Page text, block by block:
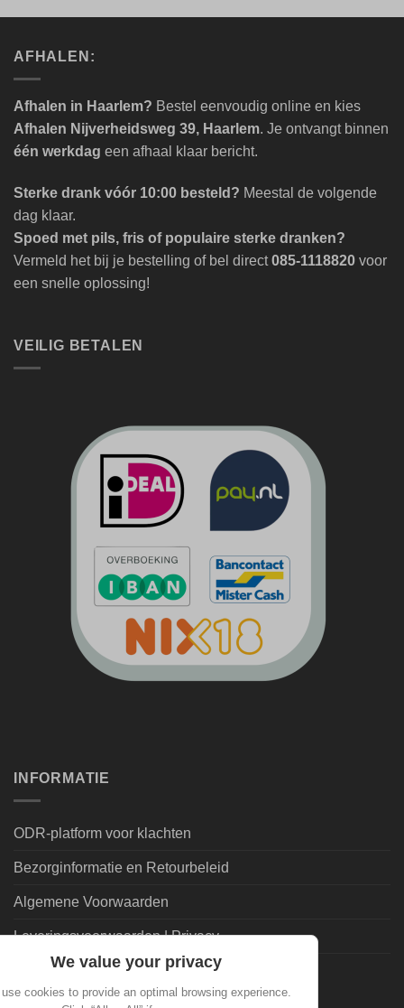
AFHALEN:
Afhalen in Haarlem? Bestel eenvoudig online en kies
Afhalen Nijverheidsweg 39, Haarlem. Je ontvangt binnen
één werkdag een afhaal klaar bericht.
Sterke drank vóór 10:00 besteld? Meestal de volgende
dag klaar.
Spoed met pils, fris of populaire sterke dranken?
Vermeld het bij je bestelling of bel direct085-1118820 voor
een snelle oplossing!
VEILIG BETALEN
INFORMATIE
ODR-platform voor klachten
Bezorginformatie en Retourbeleid
Algemene Voorwaarden
Leveringsvoorwaarden | Privacy
Goedkoopdrank.nl Informatie
We value your privacy
cookies to provide an optimal browsing experience.